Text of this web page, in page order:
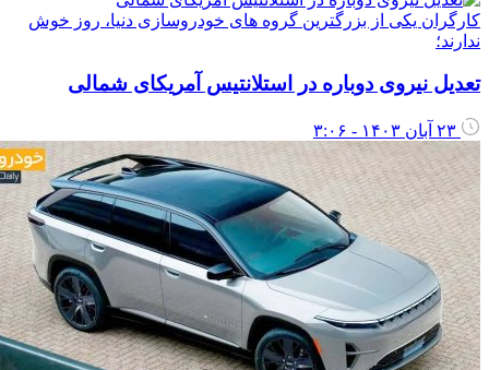
یکی از بزرگترین گروه های خودروسازی دنیا، روز خوش
نیروی دوباره در استلانتیس آمریکای شمالی
۲۳ آبان ۱۴۰۳ - ۳:۰۶